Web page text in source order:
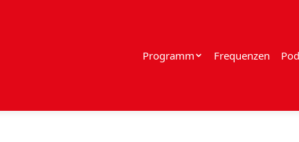
Programm Frequenzen